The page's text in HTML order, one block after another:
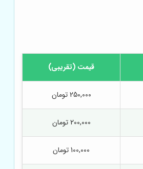
قیمت (تقریبی)
250,000 تومان
200,000 تومان
100,000 تومان